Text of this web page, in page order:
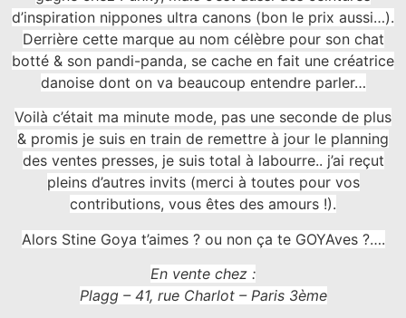
d’inspiration nippones ultra canons (bon le prix aussi…).
Derrière cette marque au nom célèbre pour son chat
botté & son pandi-panda, se cache en fait une créatrice
danoise dont on va beaucoup entendre parler…
Voilà c’était ma minute mode, pas une seconde de plus
& promis je suis en train de remettre à jour le planning
des ventes presses, je suis total à labourre.. j’ai reçut
pleins d’autres invits (merci à toutes pour vos
contributions, vous êtes des amours !).
Alors Stine Goya t’aimes ? ou non ça te GOYAves ?….
En vente chez :
Plagg – 41, rue Charlot – Paris 3ème